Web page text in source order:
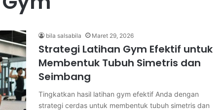
bila salsabila Maret 29, 2026
Strategi Latihan Gym Efektif untuk
Membentuk Tubuh Simetris dan
Seimbang
Tingkatkan hasil latihan gym efektif Anda dengan
strategi cerdas untuk membentuk tubuh simetris dan